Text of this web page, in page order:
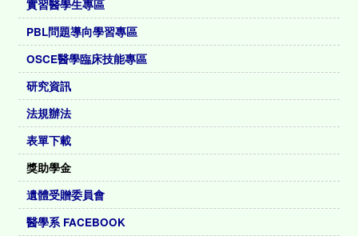
實習醫學生專區
PBL問題導向學習專區
OSCE醫學臨床技能專區
研究資訊
法規辦法
表單下載
獎助學金
遺體受贈委員會
醫學系 FACEBOOK